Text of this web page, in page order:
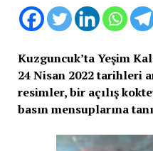
Kuzguncuk’ta Yeşim
24 Nisan 2022 tarihleri
resimler, bir açılış
basın mensuplarına